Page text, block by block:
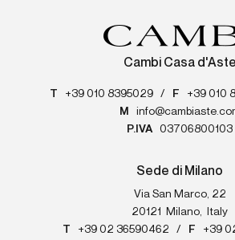
Cambi Casa d'Aste
T +39 010 8395029 / F
+39 010
M
P.IVA
03706800103
Sede di Milano
Via San Marco, 22
20121
Milano,
Italy
T
+39 02 36590462 / F
+39